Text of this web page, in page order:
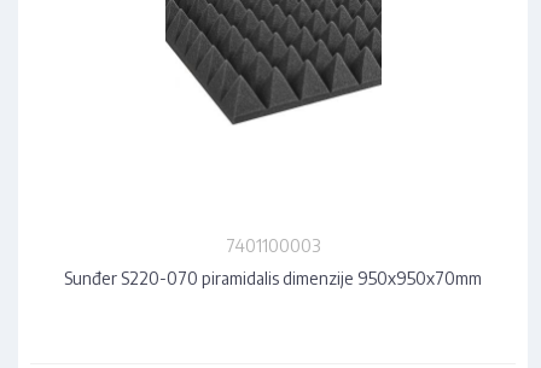
7401100003
Sunđer S220-070 piramidalis dimenzije 950x950x70mm